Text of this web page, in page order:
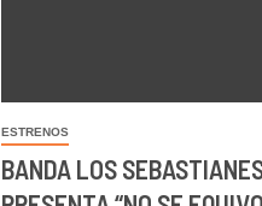
ESTRENOS
BANDA LOS